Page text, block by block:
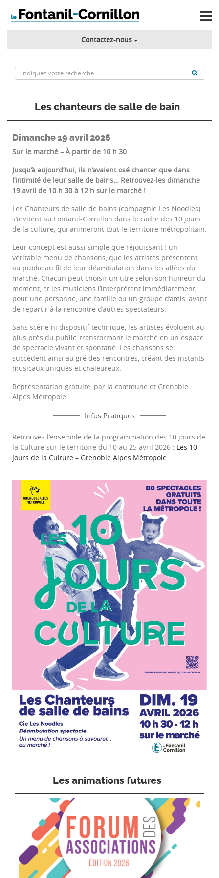
Contactez-nous
Les chanteurs de salle de bain
Dimanche 19 avril 2026
Sur le marché – À partir de 10 h 30
Jusqu’à aujourd’hui, ils n’avaient osé chanter que dans
l’intimité de leur salle de bains… Retrouvez-les dimanche
19 avril de 10 h 30 à 12 h sur le marché !
Les Chanteurs de salle de bains (compagnie Les Noodles)
s’invitent au Fontanil-Cornillon dans le cadre des 10 jours
de la culture, qui animeront tout le territoire métropolitain.
Leur concept est aussi simple que réjouissant : un
véritable menu de chansons, que les artistes présentent
au public au fil de leur déambulation dans les allées du
marché. Chacun peut choisir un titre selon son humeur du
moment, et les musiciens l’interprètent immédiatement,
pour une personne, une famille ou un groupe d’amis, avant
de repartir à la rencontre d’autres spectateurs.
Sans scène ni dispositif technique, les artistes évoluent au
plus près du public, transformant le marché en un espace
de spectacle vivant et spontané. Les chansons se
succèdent ainsi au gré des rencontres, créant des instants
musicaux uniques et chaleureux.
Représentation gratuite, par la commune et Grenoble
Alpes Métropole.
Infos Pratiques
Retrouvez l’ensemble de la programmation des 10 jours de
la Culture sur le territoire du 10 au 25 avril 2026 : Les 10
Jours de la Culture – Grenoble Alpes Métropole
Les animations futures